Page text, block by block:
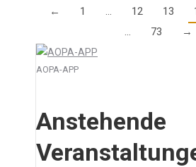
← 1 … 12 13
…
73 →
AOPA-APP
Anstehende